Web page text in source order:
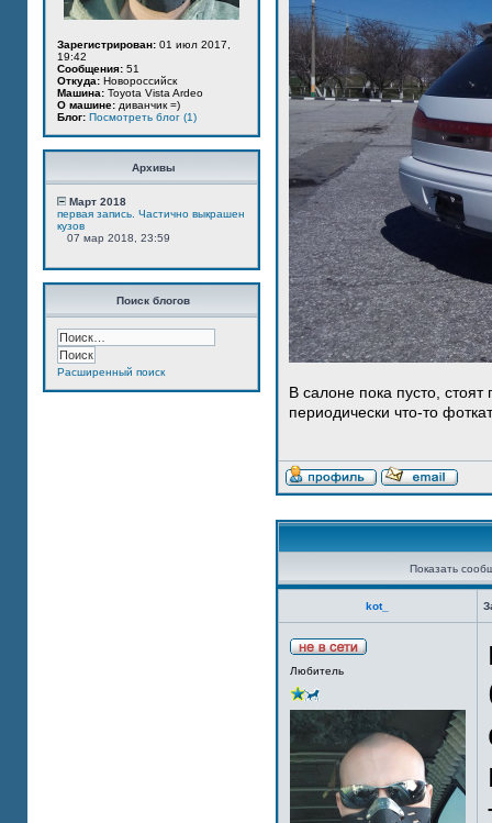
Зарегистрирован: 01 июл 2017,
19:42
Сообщения: 51
Откуда: Новороссийск
Машина: Toyota Vista Ardeo
О машине: диванчик =)
Блог: Посмотреть блог (1)
Архивы
Март 2018
первая запись. Частично выкрашен
кузов
07 мар 2018, 23:59
Поиск блогов
Расширенный поиск
В салоне пока пусто,
периодически что-то
Показать
kot_
Любитель